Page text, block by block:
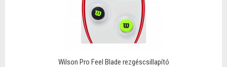
Wilson Pro Feel Blade rezgéscsillapító